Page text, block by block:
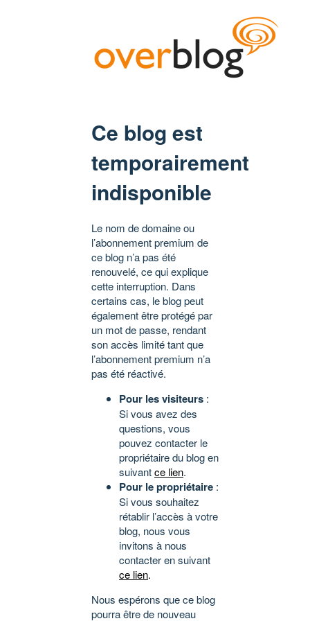
Ce blog est
temporairement
indisponible
Le nom de domaine ou
l’abonnement premium de
ce blog n’a pas été
renouvelé, ce qui explique
cette interruption. Dans
certains cas, le blog peut
également être protégé par
un mot de passe, rendant
son accès limité tant que
l’abonnement premium n’a
pas été réactivé.
Pour les visiteurs :
Si vous avez des
questions, vous
pouvez contacter le
propriétaire du blog en
suivantce lien.
Pour le propriétaire :
Si vous souhaitez
rétablir l’accès à votre
blog, nous vous
invitons à nous
contacter en suivant
ce lien.
Nous espérons que ce blog
pourra être de nouveau